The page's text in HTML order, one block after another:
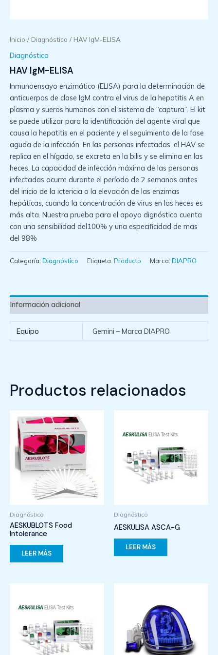
Inicio / Diagnóstico / HAV IgM-ELISA
Diagnóstico
HAV IgM-ELISA
Inmunoensayo enzimático (ELISA) para la determinación de
anticuerpos de clase IgM contra el virus de la hepatitis A en
plasma y sueros humanos con el sistema de “captura”. El kit
se puede utilizar para la identificación del agente viral que
causa la hepatitis en el paciente y el seguimiento de la fase
aguda de la infección. En las personas infectadas, el HAV se
replica en el hígado, se excreta en la bilis y se elimina en las
heces. La capacidad de infección máxima de las personas
infectadas ocurre durante el período de 2 semanas antes
del inicio de la ictericia o la elevación de las enzimas
hepáticas, cuando la concentración de virus en las heces es
más alta. Nuestra prueba para el apoyo dignóstico cuenta
con una sensibilidad del100% y una especificidad de mas
del 98%
Categoría: Diagnóstico Etiqueta: Producto Marca: DIAPRO
Información adicional
Equipo Gemini – Marca DIAPRO
Productos relacionados
Diagnóstico
AESKUBLOTS Food
Intolerance
LEER MÁS
Diagnóstico
AESKULISA ASCA-G
LEER MÁS